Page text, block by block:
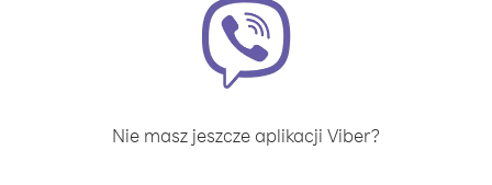
Nie masz jeszcze aplikacji Viber?